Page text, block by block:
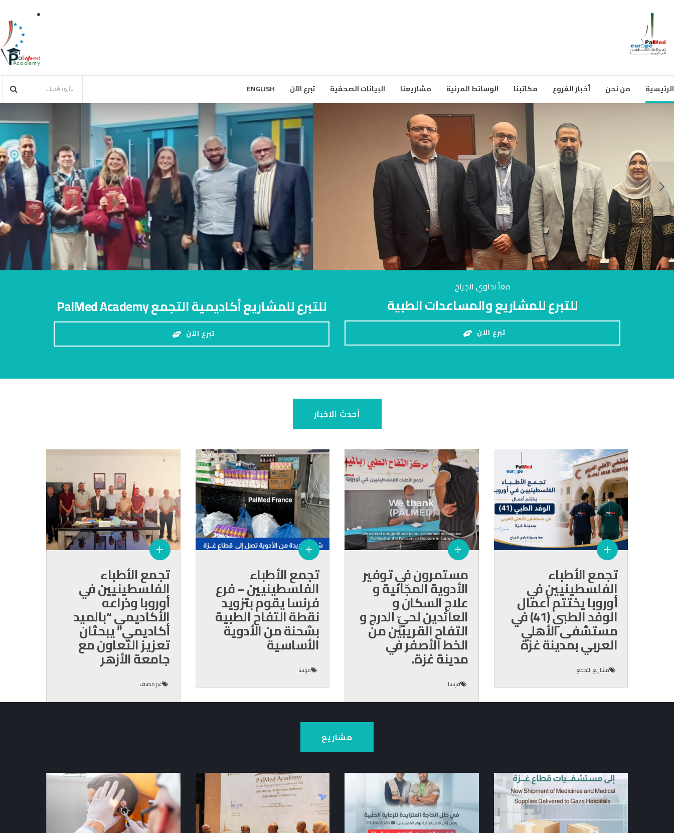
الرئيسية من نحن أخبار الفروع مكاتبنا الوسائط المرئية مشاريعنا البيانات الصحفية تبرع الآن ENGLISH
معاً نداوي الجراح
للتبرع للمشاريع والمساعدات الطبية
تبرع الآن
للتبرع للمشاريع أكاديمية التجمع PalMed Academy
تبرع الآن
أحدث الاخبار
تجمع الأطباء
الفلسطينيين في
أوروبا يختتم أعمال
الوفد الطبي (41) في
مستشفى الأهلي
العربي بمدينة غزة
مشاريع التجمع
مستمرون في توفير
الأدوية المجّانية و
علاج السكان و
العائدين لحيّ الدرج و
التفاح القريبيْن من
الخط الأصفر في
مدينة غزة.
فرنسا
تجمع الأطباء
الفلسطينيين – فرع
فرنسا يقوم بتزويد
نقطة التفاح الطبية
بشحنة من الأدوية
الأساسية
فرنسا
تجمع الأطباء
الفلسطينيين في
أوروبا وذراعه
الأكاديمي “بالميد
أكاديمي” يبحثان
تعزيز التعاون مع
جامعة الأزهر
غير مصنف
مشاريع